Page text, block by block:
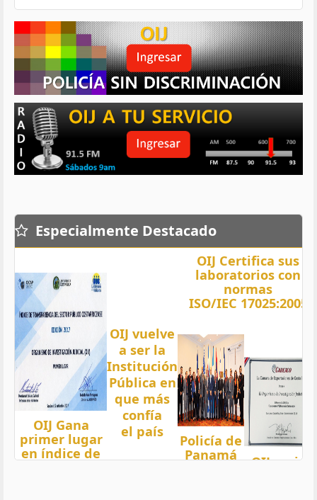
Especialmente Destacado
OIJ Gana
primer lugar
en índice de
OIJ vuelve
a ser la
Institución
Pública en
que más
confía
el país
OIJ Certifica sus
laboratorios con
normas
ISO/IEC 17025:2005
Policía de
Panamá
OIJ mejor